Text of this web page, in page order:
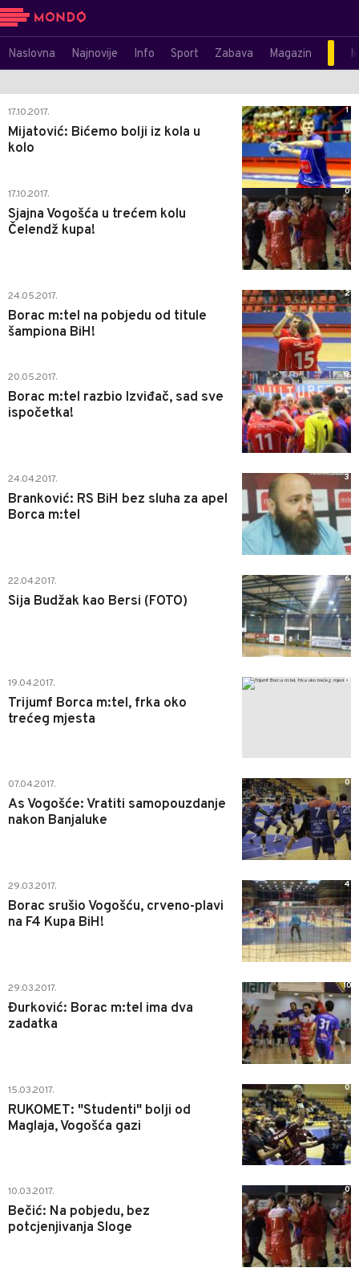
Naslovna Najnovije Info Sport Zabava Magazin
17.10.2017.
Mijatović: Bićemo bolji iz kola u
kolo
1
17.10.2017.
Sjajna Vogošća u trećem kolu
Čelendž kupa!
0
24.05.2017.
Borac m:tel na pobjedu od titule
šampiona BiH!
2
20.05.2017.
Borac m:tel razbio Izviđač, sad sve
ispočetka!
16
24.04.2017.
Branković: RS BiH bez sluha za apel
Borca m:tel
3
22.04.2017.
Sija Budžak kao Bersi (FOTO)
6
19.04.2017.
Trijumf Borca m:tel, frka oko
trećeg mjesta
0
07.04.2017.
As Vogošće: Vratiti samopouzdanje
nakon Banjaluke
0
29.03.2017.
Borac srušio Vogošću, crveno-plavi
na F4 Kupa BiH!
4
29.03.2017.
Đurković: Borac m:tel ima dva
zadatka
10
15.03.2017.
RUKOMET: "Studenti" bolji od
Maglaja, Vogošća gazi
0
10.03.2017.
Bečić: Na pobjedu, bez
potcjenjivanja Sloge
0